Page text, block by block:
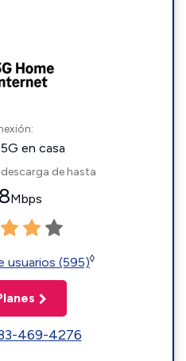
en casa
de hasta
Mbps
usuarios (595)◊
469-4276